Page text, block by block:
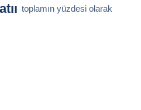
toplamın yüzdesi olarak